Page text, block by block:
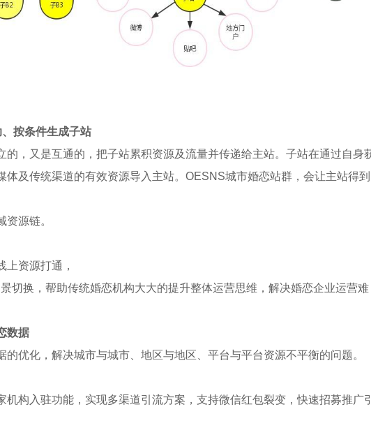
、按条件生成子站
的，又是互通的，把子站累积资源及流量并传递给主站。子站在通过自身
体及传统渠道的有效资源导入主站。OESNS城市婚恋站群，会让主站得
源链。
上资源打通，
切换，帮助传统婚恋机构大大的提升整体运营思维，解决婚恋企业运营难
数据
优化，解决城市与城市、地区与地区、平台与平台资源不平衡的问题。
机构入驻功能，实现多渠道引流方案，支持微信红包裂变，快速招募推广